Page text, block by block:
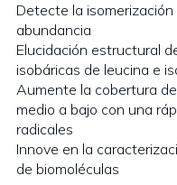
Detecte la
abundancia
Elucidación estructural
isobáricas de leucina e
Aumente la cobertura
medio a bajo con una
radicales
Innove en la
de biomoléculas